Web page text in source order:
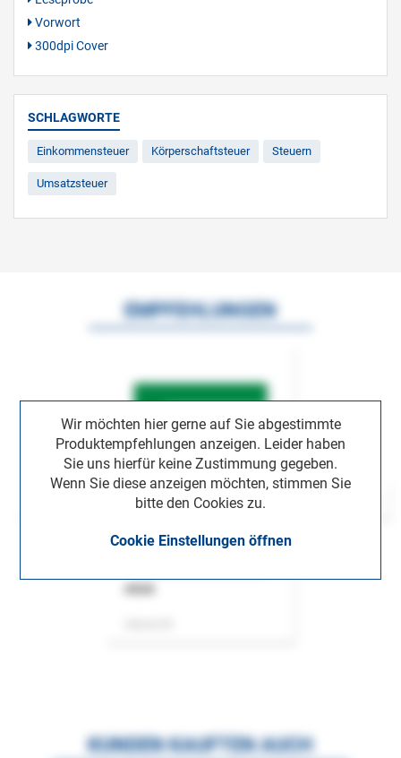
Vorwort
300dpi Cover
SCHLAGWORTE
Einkommensteuer Körperschaftsteuer Steuern
Umsatzsteuer
Wir möchten hier gerne auf Sie abgestimmte
Produktempfehlungen anzeigen. Leider haben
Sie uns hierfür keine Zustimmung gegeben.
Wenn Sie diese anzeigen möchten, stimmen Sie
bitte den Cookies zu.
Cookie Einstellungen öffnen
EMPFEHLUNGEN
KUNDEN KAUFTEN AUCH